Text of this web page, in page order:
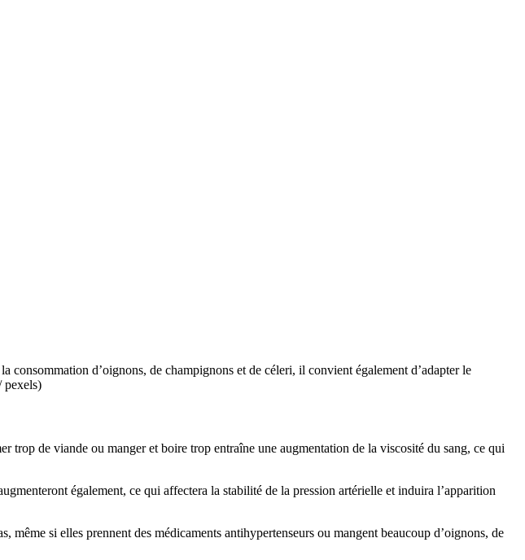
consommation d’oignons, de champignons et de céleri, il convient également d’adapter le
pexels)
trop de viande ou manger et boire trop entraîne une augmentation de la viscosité du sang, ce qui
également, ce qui affectera la stabilité de la pression artérielle et induira l’apparition
même si elles prennent des médicaments antihypertenseurs ou mangent beaucoup d’oignons, de